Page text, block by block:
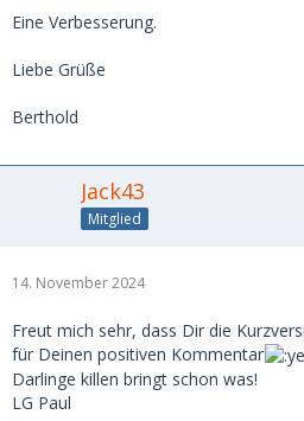
Eine Verbesserung.
Liebe Grüße
Berthold
Jack43
Mitglied
14. November 2024
Freut mich sehr, dass Dir die
für Deinen positiven Kommentar
Darlinge killen bringt schon was!
LG Paul